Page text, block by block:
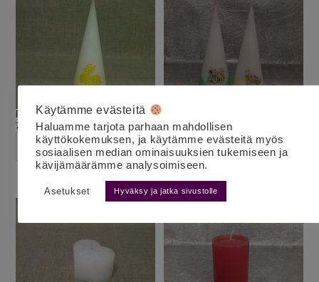
Pääsiäiskynttilä pupu keltainen
7.50
€alv 25,5%
LISÄÄ OSTOSKORIIN
10.00€ alv 25,5%
Käytämme evästeitä
Haluamme tarjota parhaan mahdollisen
käyttökokemuksen, ja käytämme evästeitä myös
sosiaalisen median ominaisuuksien tukemiseen ja
kävijämäärämme analysoimiseen.
Asetukset Hyväksy ja jatka sivustolle